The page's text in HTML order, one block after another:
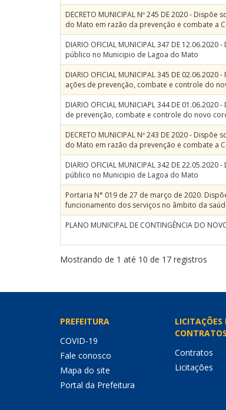
DECRETO MUNICIPAL Nº 245 DE 2020 -
do Mato em razão da prevenção e combate a
DIARIO OFICIAL MUNICIPAL 347 DE
público no Municipio de Lagoa do Mato
DIARIO OFICIAL MUNICIPAL 345 DE
ações de prevenção, combate e controle do
DIARIO OFICIAL MUNICIAPL 344 DE
de prevenção, combate e controle do novo
DECRETO MUNICIPAL Nº 243 DE 2020 -
do Mato em razão da prevenção e combate a
DIARIO OFICIAL MUNICIPAL 342 DE
público no Municipio de Lagoa do Mato
Portaria N° 019 de 27 de março de 2020.
funcionamento dos serviços no âmbito da
PLANO MUNICIPAL DE CONTINGÊNCIA DO
Mostrando de 1 até 10 de 17 registros
PREFEITURA
COVID-19
Fale conosco
Mapa do site
Portal da Prefeitura
LICITAÇÕES
CONTRATOS
Contratos
Licitações